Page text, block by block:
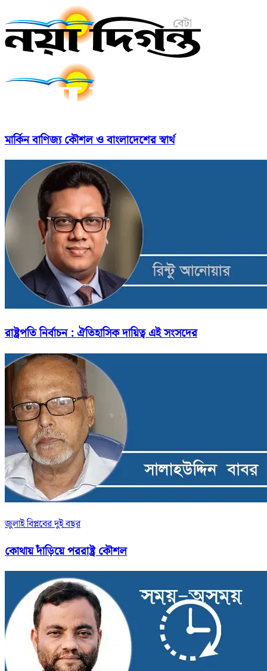
মার্কিন বাণিজ্য কৌশল ও বাংলাদেশের স্বার্থ
রাষ্ট্রপতি নির্বাচন : ঐতিহাসিক দায়িত্ব এই সংসদের
জুলাই বিপ্লবের দুই বছর
কোথায় দাঁড়িয়ে পররাষ্ট্র কৌশল